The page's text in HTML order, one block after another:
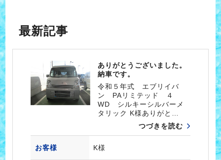
最新記事
ありがとうございました。
納車です。
令和５年式 エブリイバ
ン PAリミテッド ４
WD シルキーシルバーメ
タリック K様ありがと…
つづきを読む
お客様 K様